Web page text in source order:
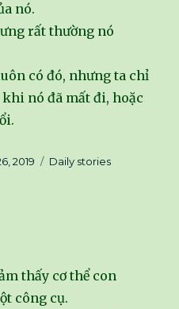
nó.
rất thường nó
có đó, nhưng ta chỉ
nó đã mất đi, hoặc
2019 Categories
Daily stories
thấy cơ thể con
công cụ.